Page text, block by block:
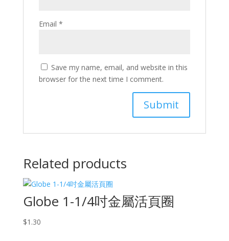
Email *
Save my name, email, and website in this
browser for the next time I comment.
Related products
Globe 1-1/4吋金屬活頁圈
$1.30